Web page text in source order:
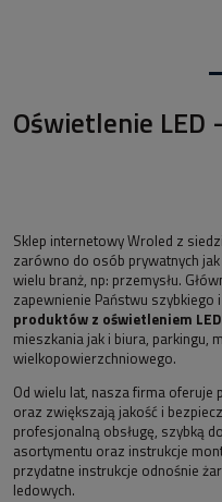
Oświetlenie LED
Sklep internetowy Wroled z
zarówno do osób prywatnych
wielu branż, np: przemysłu.
zapewnienie Państwu szybkiego
produktów z oświetleniem LED
mieszkania jak i biura, parkingu,
wielkopowierzchniowego.
Od wielu lat, nasza firma oferuje
oraz zwiększają jakość i
profesjonalną obsługę, szybką
asortymentu oraz instrukcje
przydatne instrukcje odnośnie
ledowych.